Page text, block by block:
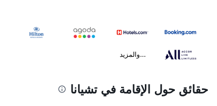
...والمزيد
حقائق حول الإقامة في تشيانا